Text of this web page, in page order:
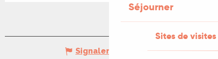
Séjourner
Sites de visites
Signaler une erreur